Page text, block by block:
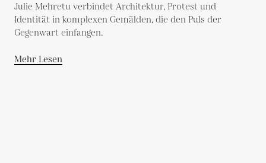
Julie Mehretu verbindet Architektur, Protest und
Identität in komplexen Gemälden, die den Puls der
Gegenwart einfangen.
Mehr Lesen